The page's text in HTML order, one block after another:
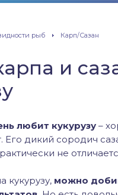
рыб Карп/Сазан
и
любит кукурузу –
Его дикий сородич
не
кукурузу, можно